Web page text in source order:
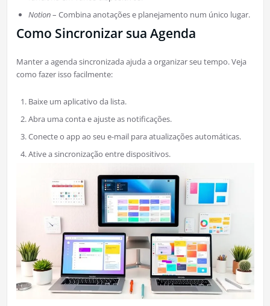
Notion– Combina anotações e planejamento num único lugar.
Como Sincronizar sua Agenda
Manter a agenda sincronizada ajuda a organizar seu tempo. Veja
como fazer isso facilmente:
Baixe um aplicativo da lista.
Abra uma conta e ajuste as notificações.
Conecte o app ao seu e-mail para atualizações automáticas.
Ative a sincronização entre dispositivos.